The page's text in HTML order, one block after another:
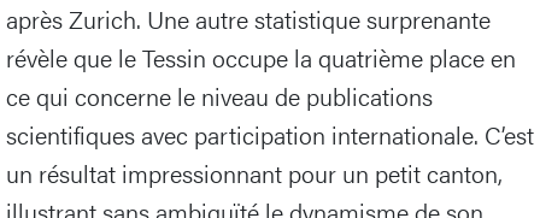
après Zurich. Une autre statistique surprenante
révèle que le Tessin occupe la quatrième place en
ce qui concerne le niveau de publications
scientifiques avec participation internationale. C’est
un résultat impressionnant pour un petit canton,